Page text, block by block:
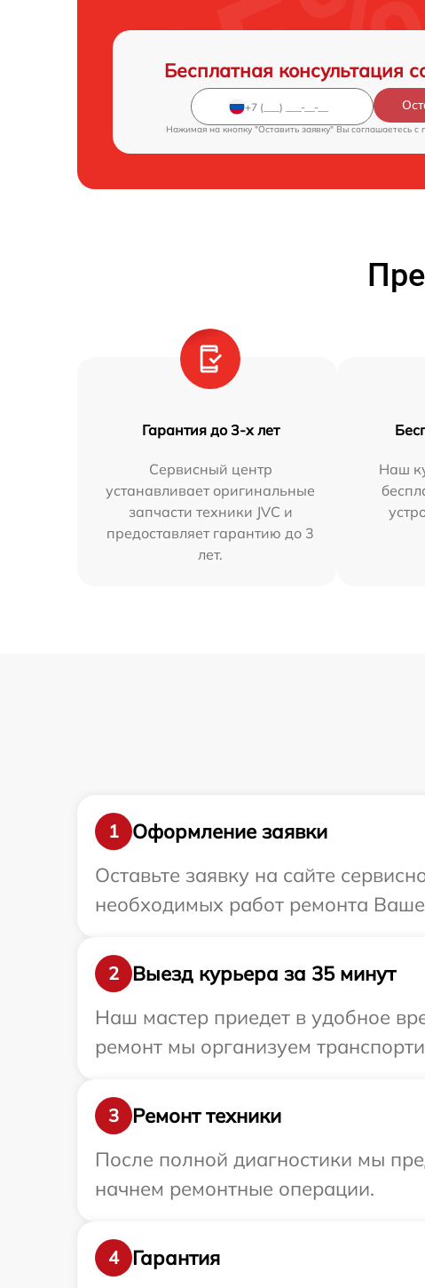
Бесплатная консультация
Нажимая на кнопку "Оставить заявку" Вы соглашаетесь c
Гарантия до 3-х лет
Сервисный центр
устанавливает оригинальные
запчасти техники JVC и
предоставляет гарантию до 3
лет.
Наш
1
Оформление заявки
Оставьте заявку на сайте
необходимых работ ремонта
2
Выезд курьера за 35 минут
Наш мастер приедет в удобное
ремонт мы организуем
3
Ремонт техники
После полной диагностики мы
начнем ремонтные операции.
4
Гарантия